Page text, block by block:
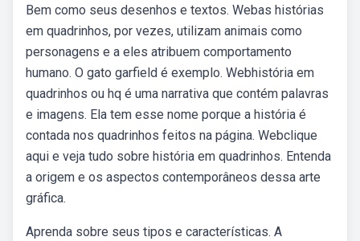
Bem como seus desenhos e textos. Webas histórias
em quadrinhos, por vezes, utilizam animais como
personagens e a eles atribuem comportamento
humano. O gato garfield é exemplo. Webhistória em
quadrinhos ou hq é uma narrativa que contém palavras
e imagens. Ela tem esse nome porque a história é
contada nos quadrinhos feitos na página. Webclique
aqui e veja tudo sobre história em quadrinhos. Entenda
a origem e os aspectos contemporâneos dessa arte
gráfica.
Aprenda sobre seus tipos e características. A